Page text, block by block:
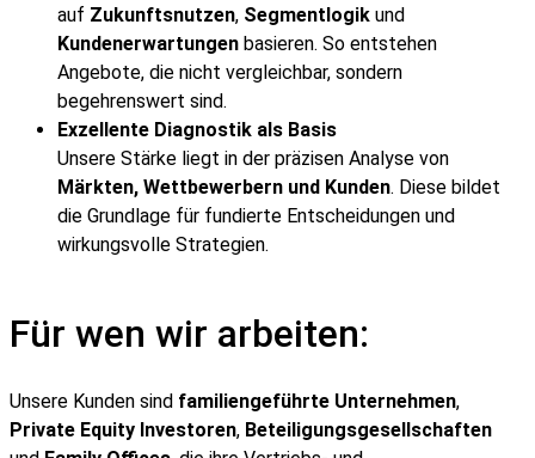
auf Zukunftsnutzen, Segmentlogik und
Kundenerwartungen basieren. So entstehen
Angebote, die nicht vergleichbar, sondern
begehrenswert sind.
Exzellente Diagnostik als Basis
Unsere Stärke liegt in der präzisen Analyse von
Märkten, Wettbewerbern und Kunden. Diese bildet
die Grundlage für fundierte Entscheidungen und
wirkungsvolle Strategien.
Für wen wir arbeiten:
Unsere Kunden sind familiengeführte Unternehmen,
Private Equity Investoren, Beteiligungsgesellschaften